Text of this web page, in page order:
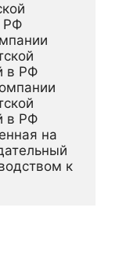
РФ
в РФ
в РФ
на
к